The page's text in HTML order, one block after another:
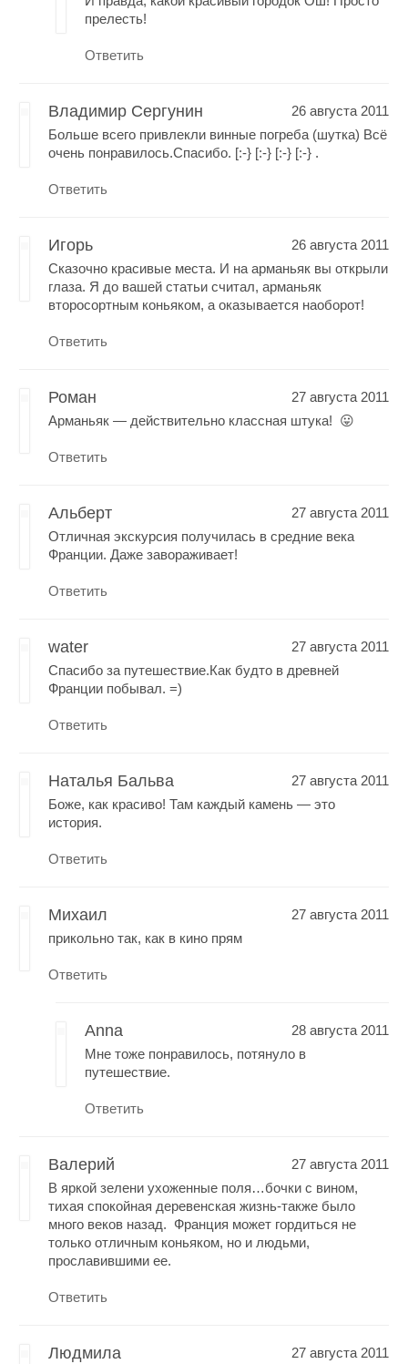
прелесть!
Ответить
Владимир Сергунин
26 августа 2011
Больше всего привлекли винные погреба (шутка) Всё
очень понравилось.Спасибо. [:-} [:-} [:-} [:-} .
Ответить
Игорь
26 августа 2011
Сказочно красивые места. И на арманьяк вы открыли
глаза. Я до вашей статьи считал, арманьяк
второсортным коньяком, а оказывается наоборот!
Ответить
Роман
27 августа 2011
Арманьяк — действительно классная штука! 😛
Ответить
Альберт
27 августа 2011
Отличная экскурсия получилась в средние века
Франции. Даже завораживает!
Ответить
water
27 августа 2011
Спасибо за путешествие.Как будто в древней
Франции побывал. =)
Ответить
Наталья Бальва
27 августа 2011
Боже, как красиво! Там каждый камень — это
история.
Ответить
Михаил
27 августа 2011
прикольно так, как в кино прям
Ответить
Anna
28 августа 2011
Мне тоже понравилось, потянуло в
путешествие.
Ответить
Валерий
27 августа 2011
В яркой зелени ухоженные поля…бочки с вином,
тихая спокойная деревенская жизнь-также было
много веков назад. Франция может гордиться не
только отличным коньяком, но и людьми,
прославившими ее.
Ответить
Людмила
27 августа 2011